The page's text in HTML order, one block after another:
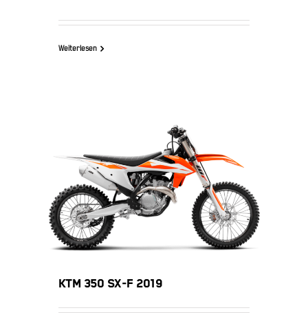
Weiterlesen
KTM 350 SX-F 2019
KTM 350 SX-F 2019